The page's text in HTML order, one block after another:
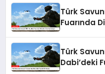
Türk
Fuarında
Türk
Dabi’deki